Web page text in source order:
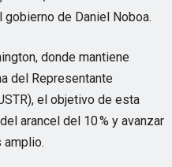
de Daniel Noboa.
donde mantiene
del Representante
el objetivo de esta
arancel del 10 % y avanzar
amplio.